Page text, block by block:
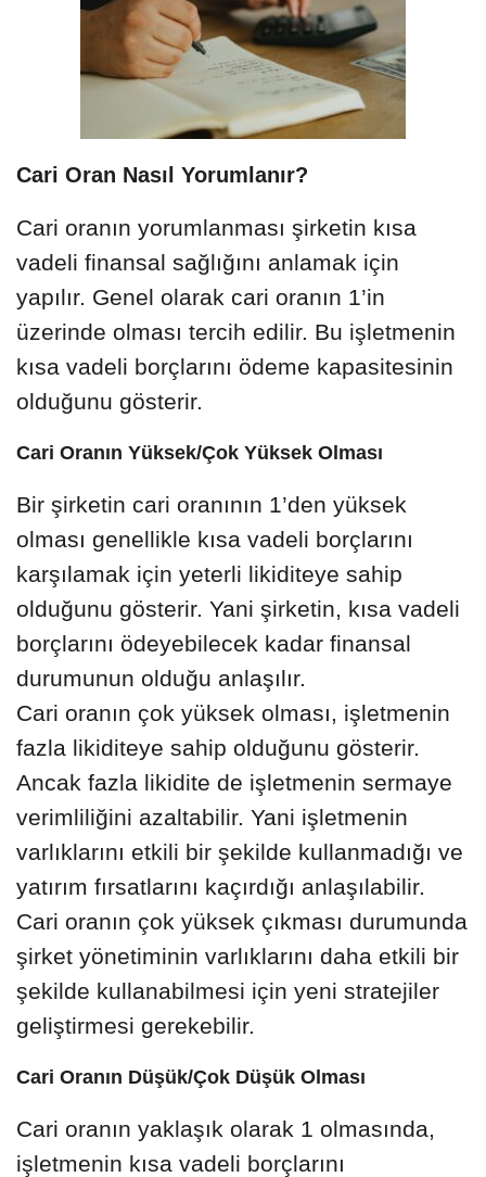
Cari Oran Nasıl Yorumlanır?
Cari oranın yorumlanması şirketin kısa
vadeli finansal sağlığını anlamak için
yapılır. Genel olarak cari oranın 1’in
üzerinde olması tercih edilir. Bu işletmenin
kısa vadeli borçlarını ödeme kapasitesinin
olduğunu gösterir.
Cari Oranın Yüksek/Çok Yüksek Olması
Bir şirketin cari oranının 1’den yüksek
olması genellikle kısa vadeli borçlarını
karşılamak için yeterli likiditeye sahip
olduğunu gösterir. Yani şirketin, kısa vadeli
borçlarını ödeyebilecek kadar finansal
durumunun olduğu anlaşılır.
Cari oranın çok yüksek olması, işletmenin
fazla likiditeye sahip olduğunu gösterir.
Ancak fazla likidite de işletmenin sermaye
verimliliğini azaltabilir. Yani işletmenin
varlıklarını etkili bir şekilde kullanmadığı ve
yatırım fırsatlarını kaçırdığı anlaşılabilir.
Cari oranın çok yüksek çıkması durumunda
şirket yönetiminin varlıklarını daha etkili bir
şekilde kullanabilmesi için yeni stratejiler
geliştirmesi gerekebilir.
Cari Oranın Düşük/Çok Düşük Olması
Cari oranın yaklaşık olarak 1 olmasında,
işletmenin kısa vadeli borçlarını